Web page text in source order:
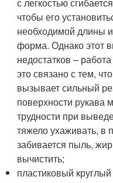
с легкостью
чтобы его
необходимой длины
форма. Однако этот
недостатков –
это связано с тем,
вызывает сильный
поверхности рукава
трудности при
тяжело ухаживать, в
забивается пыль,
вычистить;
пластиковый